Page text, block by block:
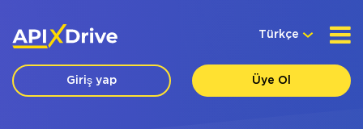
Türkçe
Giriş yap Üye Ol